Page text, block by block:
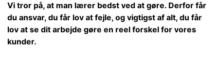
Vi tror på, at man lærer bedst ved at gøre. Derfor får
du ansvar, du får lov at fejle, og vigtigst af alt, du får
lov at se dit arbejde gøre en reel forskel for vores
kunder.